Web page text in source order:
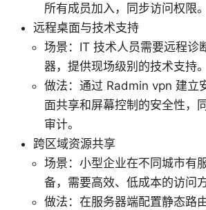
所有成员加入，同步访问权限。
远程桌面与技术支持
场景：IT 技术人员需要远程诊
器，提供现场级别的技术支持。
做法：通过 Radmin vpn 建立
面共享和屏幕控制的安全性，
审计。
跨区域资源共享
场景：小型企业在不同城市有
备，需要高效、低成本的访问方
做法：在服务器端配置静态路